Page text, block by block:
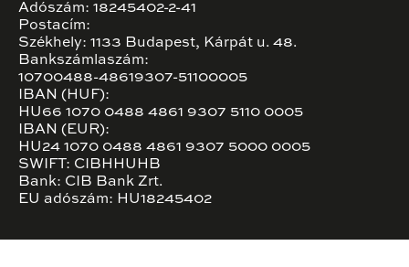
Adószám: 18245402-2-41
Postacím:
Székhely: 1133 Budapest, Kárpát u. 48.
Bankszámlaszám:
10700488-48619307-51100005
IBAN (HUF):
HU66 1070 0488 4861 9307 5110 0005
IBAN (EUR):
HU24 1070 0488 4861 9307 5000 0005
SWIFT: CIBHHUHB
Bank: CIB Bank Zrt.
EU adószám: HU18245402